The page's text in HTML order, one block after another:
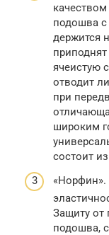
подошва
держится
ячеистую
отводит
при
широким
состоит
«Норфин».
Защиту от
подошва,